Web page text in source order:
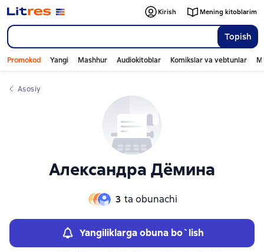
Topish
Kirish Mening kitoblarim
Promokod Yangi Mashhur Audiokitoblar Komikslar va vebtunlar
Asosiy
Александра Дёмина
3 ta obunachi
Yangiliklarga obuna bo`lish
Слайдер с книгами